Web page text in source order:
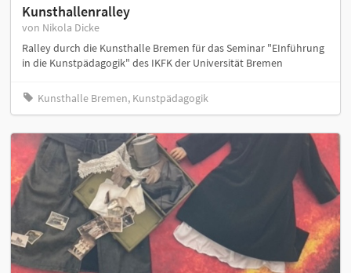
Kunsthallenralley
von Nikola Dicke
Ralley durch die Kunsthalle Bremen für das Seminar "EInführung
in die Kunstpädagogik" des IKFK der Universität Bremen
Kunsthalle Bremen, Kunstpädagogik